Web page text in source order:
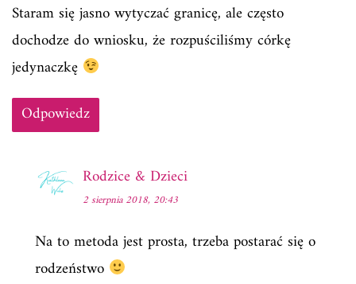
Staram się jasno wytyczać granicę, ale często
dochodze do wniosku, że rozpuściliśmy córkę
jedynaczkę
Odpowiedz
Rodzice & Dzieci
2 sierpnia 2018, 20:43
Na to metoda jest prosta, trzeba postarać się o
rodzeństwo